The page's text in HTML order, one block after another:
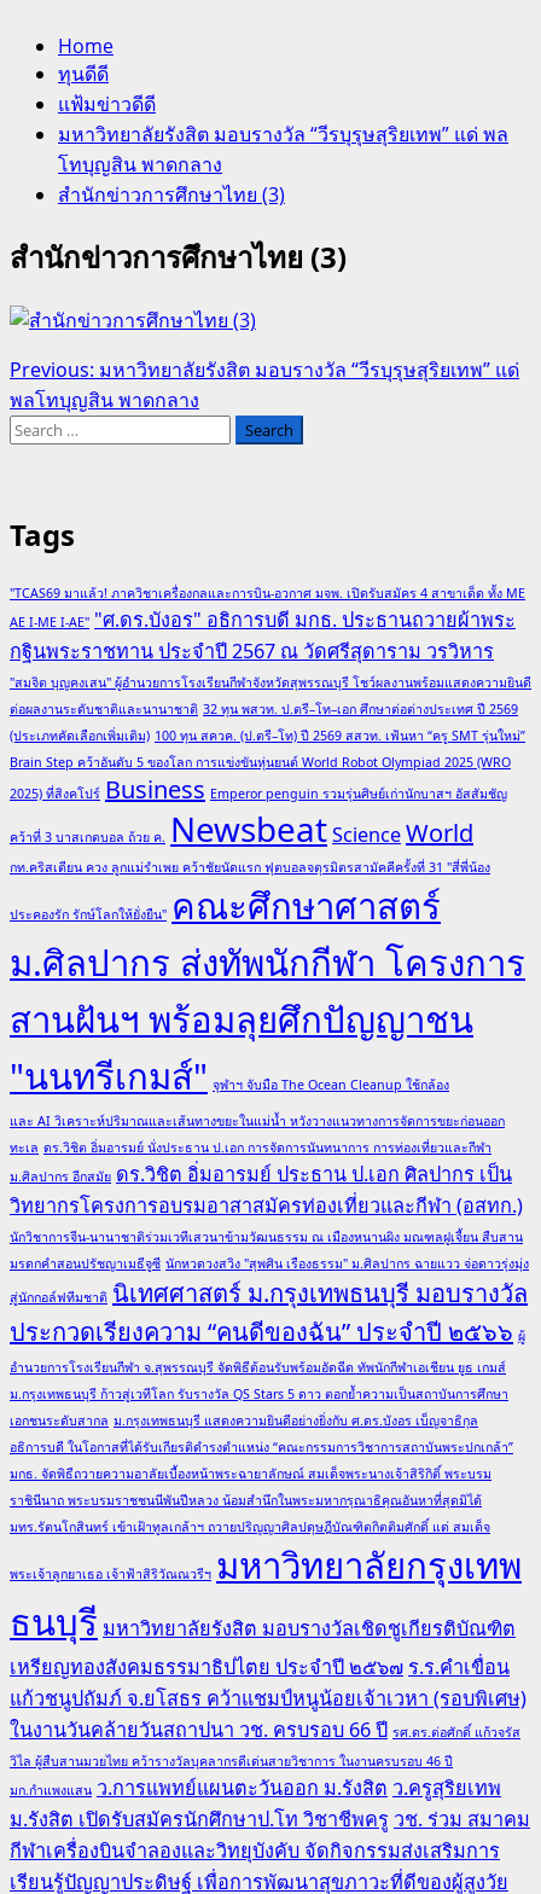
Home
ทุนดีดี
แฟ้มข่าวดีดี
มหาวิทยาลัยรังสิต มอบรางวัล “วีรบุรุษสุริยเทพ” แด่ พล
โทบุญสิน พาดกลาง
สำนักข่าวการศึกษาไทย (3)
สำนักข่าวการศึกษาไทย (3)
Post
navigation
Previous: มหาวิทยาลัยรังสิต มอบรางวัล “วีรบุรุษสุริยเทพ” แด่
พลโทบุญสิน พาดกลาง
Search
for:
Tags
"TCAS69 มาแล้ว! ภาควิชาเครื่องกลและการบิน-อวกาศ มจพ. เปิดรับสมัคร 4 สาขาเด็ด ทั้ง ME
AE I-ME I-AE" "ศ.ดร.บังอร" อธิการบดี มกธ. ประธานถวายผ้าพระ
กฐินพระราชทาน ประจำปี 2567 ณ วัดศรีสุดาราม วรวิหาร
"สมจิต บุญคงเสน" ผู้อำนวยการโรงเรียนกีฬาจังหวัดสุพรรณบุรี โชว์ผลงานพร้อมแสดงความยินดี
ต่อผลงานระดับชาติและนานาชาติ 32 ทุน พสวท. ป.ตรี–โท–เอก ศึกษาต่อต่างประเทศ ปี 2569
(ประเภทคัดเลือกเพิ่มเติม) 100 ทุน สควค. (ป.ตรี–โท) ปี 2569 สสวท. เฟ้นหา “ครู SMT รุ่นใหม่”
Brain Step คว้าอันดับ 5 ของโลก การแข่งขันหุ่นยนต์ World Robot Olympiad 2025 (WRO
2025) ที่สิงคโปร์ Business Emperor penguin รวมรุ่นศิษย์เก่านักบาสฯ อัสสัมชัญ
คว้าที่ 3 บาสเกตบอล ถ้วย ค. NewsbeatScienceWorld
กท.คริสเตียน ควง ลูกแม่รำเพย คว้าชัยนัดแรก ฟุตบอลจตุรมิตรสามัคคีครั้งที่ 31 "สี่พี่น้อง
ประคองรัก รักษ์โลกให้ยั่งยืน" คณะศึกษาศาสตร์
ม.ศิลปากร ส่งทัพนักกีฬา โครงการ
สานฝันฯ พร้อมลุยศึกปัญญาชน
"นนทรีเกมส์" จุฬาฯ จับมือ The Ocean Cleanup ใช้กล้อง
และ AI วิเคราะห์ปริมาณและเส้นทางขยะในแม่น้ำ หวังวางแนวทางการจัดการขยะก่อนออก
ทะเล ดร.วิชิต อิ่มอารมย์ นั่งประธาน ป.เอก การจัดการนันทนาการ การท่องเที่ยวและกีฬา
ม.ศิลปากร อีกสมัย ดร.วิชิต อิ่มอารมย์ ประธาน ป.เอก ศิลปากร เป็น
วิทยากรโครงการอบรมอาสาสมัครท่องเที่ยวและกีฬา (อสทก.)
นักวิชาการจีน-นานาชาติร่วมเวทีเสวนาข้ามวัฒนธรรม ณ เมืองหนานผิง มณฑลฝูเจี้ยน สืบสาน
มรดกคำสอนปรัชญาเมธีจูซี นักหวดวงสวิง "สุพศิน เรืองธรรม" ม.ศิลปากร ฉายแวว จ่อดาวรุ่งมุ่ง
สู่นักกอล์ฟทีมชาติ นิเทศศาสตร์ ม.กรุงเทพธนบุรี มอบรางวัล
ประกวดเรียงความ “คนดีของฉัน” ประจำปี ๒๕๖๖ ผู้
อำนวยการโรงเรียนกีฬา จ.สุพรรณบุรี จัดพิธีต้อนรับพร้อมอัดฉีด ทัพนักกีฬาเอเชียน ยูธ เกมส์
ม.กรุงเทพธนบุรี ก้าวสู่เวทีโลก รับรางวัล QS Stars 5 ดาว ตอกย้ำความเป็นสถาบันการศึกษา
เอกชนระดับสากล ม.กรุงเทพธนบุรี แสดงความยินดีอย่างยิ่งกับ ศ.ดร.บังอร เบ็ญจาธิกุล
อธิการบดี ในโอกาสที่ได้รับเกียรติดำรงตำแหน่ง “คณะกรรมการวิชาการสถาบันพระปกเกล้า”
มกธ. จัดพิธีถวายความอาลัยเบื้องหน้าพระฉายาลักษณ์ สมเด็จพระนางเจ้าสิริกิติ์ พระบรม
ราชินีนาถ พระบรมราชชนนีพันปีหลวง น้อมสำนึกในพระมหากรุณาธิคุณอันหาที่สุดมิได้
มทร.รัตนโกสินทร์ เข้าเฝ้าทูลเกล้าฯ ถวายปริญญาศิลปดุษฎีบัณฑิตกิตติมศักดิ์ แด่ สมเด็จ
พระเจ้าลูกยาเธอ เจ้าฟ้าสิริวัณณวรีฯ มหาวิทยาลัยกรุงเทพ
ธนบุรี มหาวิทยาลัยรังสิต มอบรางวัลเชิดชูเกียรติบัณฑิต
เหรียญทองสังคมธรรมาธิปไตย ประจำปี ๒๕๖๗ ร.ร.คำเขื่อน
แก้วชนูปถัมภ์ จ.ยโสธร คว้าแชมป์หนูน้อยเจ้าเวหา (รอบพิเศษ)
ในงานวันคล้ายวันสถาปนา วช. ครบรอบ 66 ปี รศ.ดร.ต่อศักดิ์ แก้วจรัส
วิไล ผู้สืบสานมวยไทย คว้ารางวัลบุคลากรดีเด่นสายวิชาการ ในงานครบรอบ 46 ปี
มก.กำแพงแสน ว.การแพทย์แผนตะวันออก ม.รังสิต ว.ครูสุริยเทพ
ม.รังสิต เปิดรับสมัครนักศึกษาป.โท วิชาชีพครู วช. ร่วม สมาคม
กีฬาเครื่องบินจำลองและวิทยุบังคับ จัดกิจกรรมส่งเสริมการ
เรียนรู้ปัญญาประดิษฐ์ เพื่อการพัฒนาสุขภาวะที่ดีของผู้สูงวัย